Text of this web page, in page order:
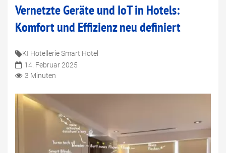
Vernetzte Geräte und IoT in Hotels:
Komfort und Effizienz neu definiert
KI Hotellerie Smart Hotel
14. Februar 2025
3 Minuten